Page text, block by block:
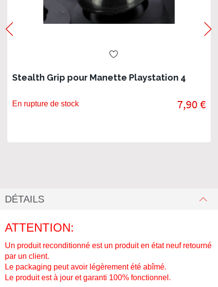
Stealth Grip pour Manette Playstation 4
En rupture de stock 7,90 €
DÉTAILS
ATTENTION:
Un produit reconditionné est un produit en état neuf retourné
par un client.
Le packaging peut avoir légèrement été abîmé.
Le produit est à jour et garanti 100% fonctionnel.